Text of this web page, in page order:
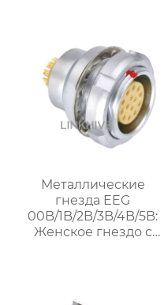
Металлические
гнезда EEG
00B/1B/2B/3B/4B/5B:
Женское гнездо с